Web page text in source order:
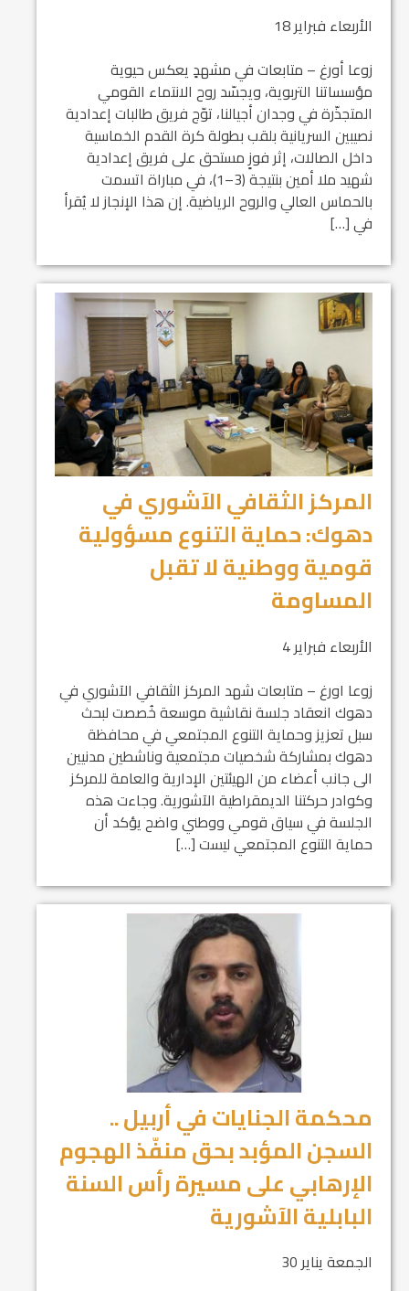
الأربعاء فبراير 18
​زوعا أورغ – متابعات ​في مشهدٍ يعكس حيوية
مؤسساتنا التربوية، ويجسّد روح الانتماء القومي
المتجذّرة في وجدان أجيالنا، توّج فريق طالبات إعدادية
نصيبين السريانية بلقب بطولة كرة القدم الخماسية
داخل الصالات، إثر فوزٍ مستحق على فريق إعدادية
شهيد ملا أمين بنتيجة (3–1)، في مباراة اتسمت
بالحماس العالي والروح الرياضية. ​إن هذا الإنجاز لا يُقرأ
في […]
المركز الثقافي الآشوري في
دهوك: حماية التنوع مسؤولية
قومية ووطنية لا تقبل
المساومة
الأربعاء فبراير 4
زوعا اورغ – متابعات شهد المركز الثقافي الآشوري في
دهوك انعقاد جلسة نقاشية موسعة خُصصت لبحث
سبل تعزيز وحماية التنوع المجتمعي في محافظة
دهوك بمشاركة شخصيات مجتمعية وناشطين مدنيين
الى جانب أعضاء من الهيئتين الإدارية والعامة للمركز
وكوادر حركتنا الديمقراطية الآشورية. وجاءت هذه
الجلسة في سياق قومي ووطني واضح يؤكد أن
حماية التنوع المجتمعي ليست […]
محكمة الجنايات في أربيل ..
السجن المؤبد بحق منفّذ الهجوم
الإرهابي على مسيرة رأس السنة
البابلية الآشورية
الجمعة يناير 30